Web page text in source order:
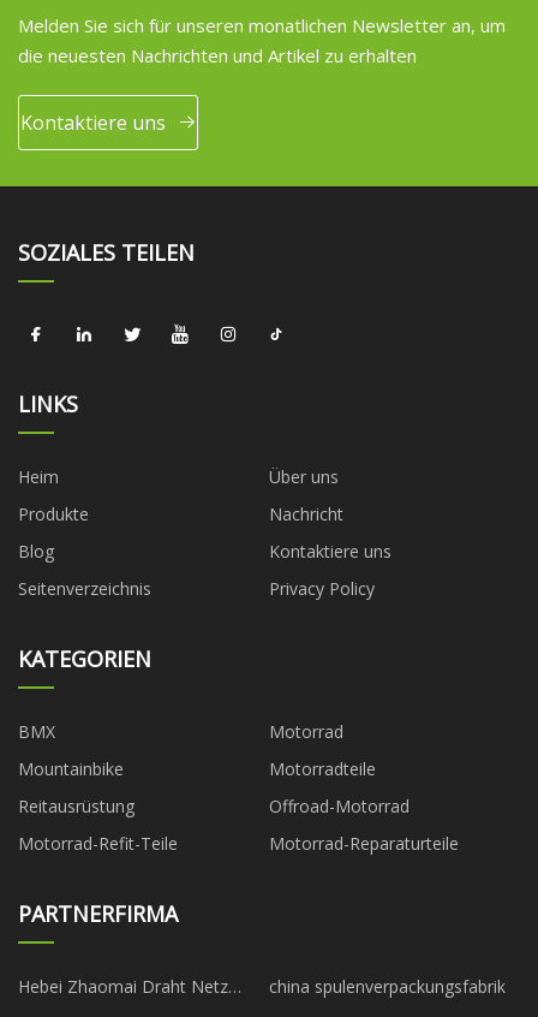
Melden Sie sich für unseren monatlichen Newsletter an, um
die neuesten Nachrichten und Artikel zu erhalten
Kontaktiere uns
SOZIALES TEILEN
LINKS
Heim
Über uns
Produkte
Nachricht
Blog
Kontaktiere uns
Seitenverzeichnis
Privacy Policy
KATEGORIEN
BMX
Motorrad
Mountainbike
Motorradteile
Reitausrüstung
Offroad-Motorrad
Motorrad-Refit-Teile
Motorrad-Reparaturteile
PARTNERFIRMA
Hebei Zhaomai Draht Netz
china spulenverpackungsfabrik